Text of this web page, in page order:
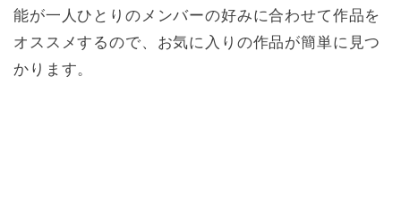
能が一人ひとりのメンバーの好みに合わせて作品を
オススメするので、お気に入りの作品が簡単に見つ
かります。